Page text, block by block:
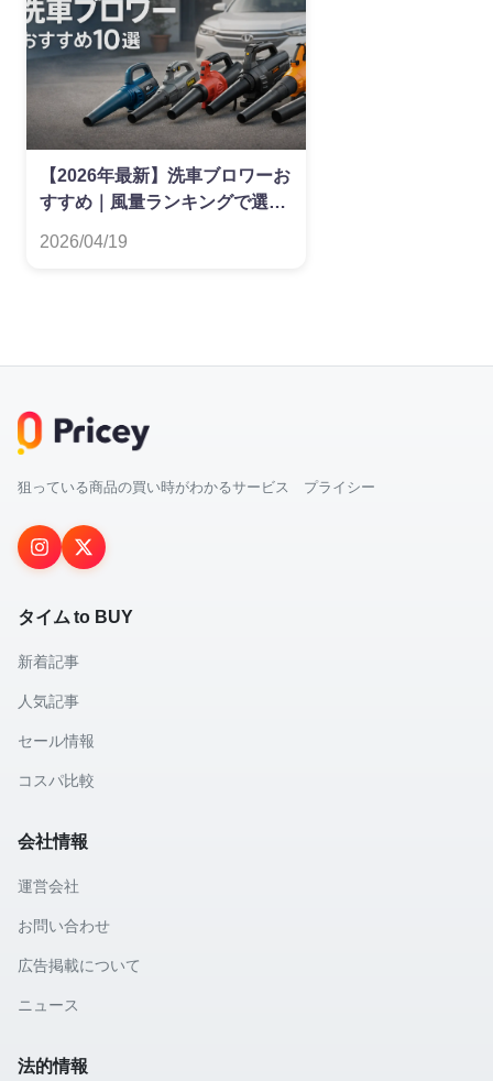
【2026年最新】洗車ブロワーお
すすめ｜風量ランキングで選ぶ
2026/04/19
狙っている商品の買い時がわかるサービス プライシー
タイム to BUY
新着記事
人気記事
セール情報
コスパ比較
会社情報
運営会社
お問い合わせ
広告掲載について
ニュース
法的情報